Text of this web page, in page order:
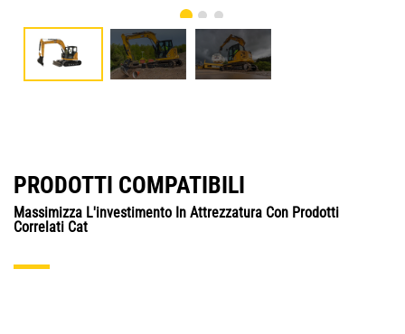
PRODOTTI COMPATIBILI
Massimizza L'investimento In Attrezzatura Con Prodotti
Correlati Cat